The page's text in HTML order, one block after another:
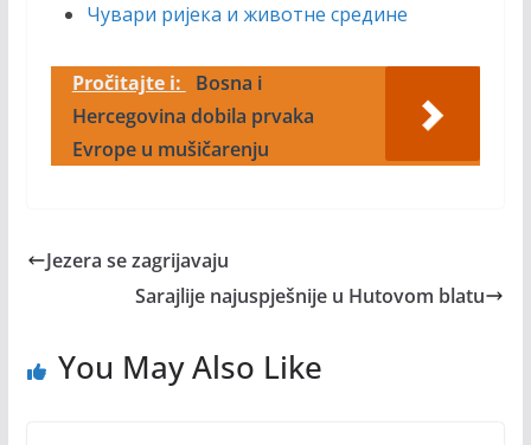
Чувари ријека и животне средине
Pročitajte i:
Bosna i
Hercegovina dobila prvaka
Evrope u mušičarenju
Jezera se zagrijavaju
Sarajlije najuspješnije u Hutovom blatu
You May Also Like